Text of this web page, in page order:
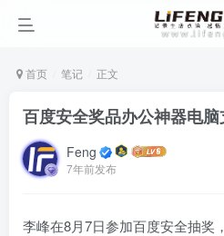
首页 笔记 正文
百度安全奖品办公神器电
Feng
7年前发布
李峰在8月7日参加百度安全抽奖